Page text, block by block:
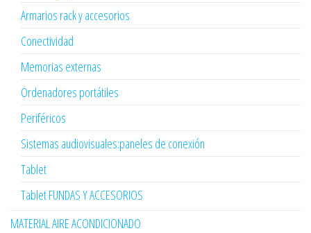
Armarios rack y accesorios
Conectividad
Memorias externas
Ordenadores portátiles
Periféricos
Sistemas audiovisuales:paneles de conexión
Tablet
Tablet FUNDAS Y ACCESORIOS
MATERIAL AIRE ACONDICIONADO